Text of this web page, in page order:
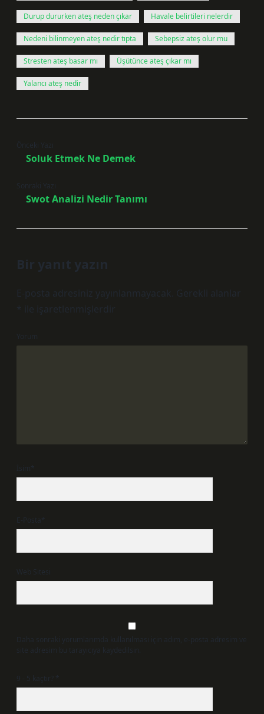
Durup dururken ateş neden çıkar Havale belirtileri nelerdir
Nedeni bilinmeyen ateş nedir tıpta Sebepsiz ateş olur mu
Stresten ateş basar mı Üşütünce ateş çıkar mı
Yalancı ateş nedir
Önceki Yazı
Soluk Etmek Ne Demek
Sonraki Yazı
Swot Analizi Nedir Tanımı
Bir yanıt yazın
E-posta adresiniz yayınlanmayacak. Gerekli alanlar
*
ile işaretlenmişlerdir
Yorum
İsim*
E-Posta*
Web Sitesi
Daha sonraki yorumlarımda kullanılması için adım, e-posta adresim ve
site adresim bu tarayıcıya kaydedilsin.
9 - 5 kaçtır? *